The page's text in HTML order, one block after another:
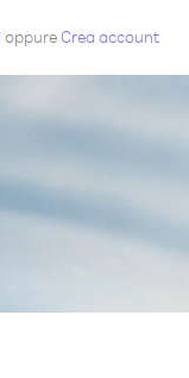
oppureCrea account